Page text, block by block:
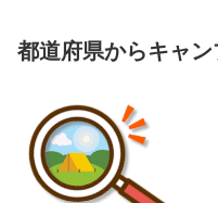
都道府県からキャ